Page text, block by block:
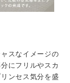
スなイメージの
にフリルやスカ
ンセス気分を盛